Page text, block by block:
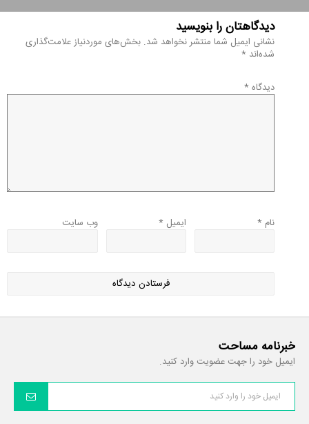
دیدگاهتان را بنویسید
نشانی ایمیل شما منتشر نخواهد شد. بخش‌های موردنیاز علامت‌گذاری
شده‌اند *
دیدگاه *
نام * ایمیل * وب‌ سایت
خبرنامه مساحت
ایمیل خود را جهت عضویت وارد کنید.